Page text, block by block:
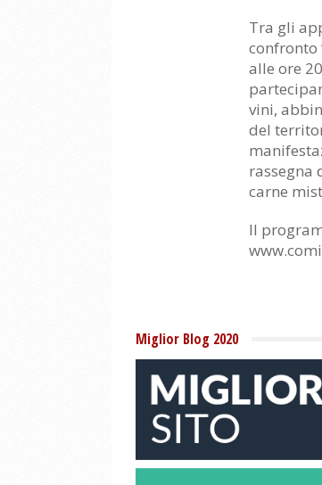
Tra gli
confronto
alle ore
vini,
del
rassegna
carne
Il
Miglior Blog 2020